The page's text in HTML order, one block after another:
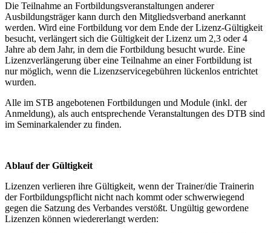
Die Teilnahme an Fortbildungsveranstaltungen anderer
Ausbildungsträger kann durch den Mitgliedsverband anerkannt
werden. Wird eine Fortbildung vor dem Ende der Lizenz-Gültigkeit
besucht, verlängert sich die Gültigkeit der Lizenz um 2,3 oder 4
Jahre ab dem Jahr, in dem die Fortbildung besucht wurde. Eine
Lizenzverlängerung über eine Teilnahme an einer Fortbildung ist
nur möglich, wenn die Lizenzservicegebühren lückenlos entrichtet
wurden.
Alle im STB angebotenen Fortbildungen und Module (inkl. der
Anmeldung), als auch entsprechende Veranstaltungen des DTB sind
im Seminarkalender zu finden.
Ablauf der Gültigkeit
Lizenzen verlieren ihre Gültigkeit, wenn der Trainer/die Trainerin
der Fortbildungspflicht nicht nach kommt oder schwerwiegend
gegen die Satzung des Verbandes verstößt. Ungültig gewordene
Lizenzen können wiedererlangt werden: